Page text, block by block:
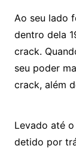
Ao seu lado
dentro dela
crack.
seu poder
crack, além
Levado até
detido por